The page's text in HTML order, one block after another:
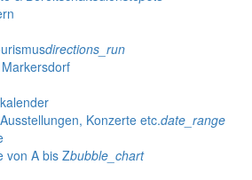
directions_run
Konzerte etc.date_range
von A bis Zbubble_chart